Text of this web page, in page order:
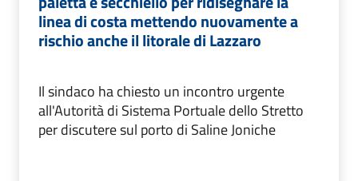
linea di costa mettendo nuovamente a
rischio anche il litorale di Lazzaro
Il sindaco ha chiesto un incontro urgente
all'Autorità di Sistema Portuale dello Stretto
per discutere sul porto di Saline Joniche